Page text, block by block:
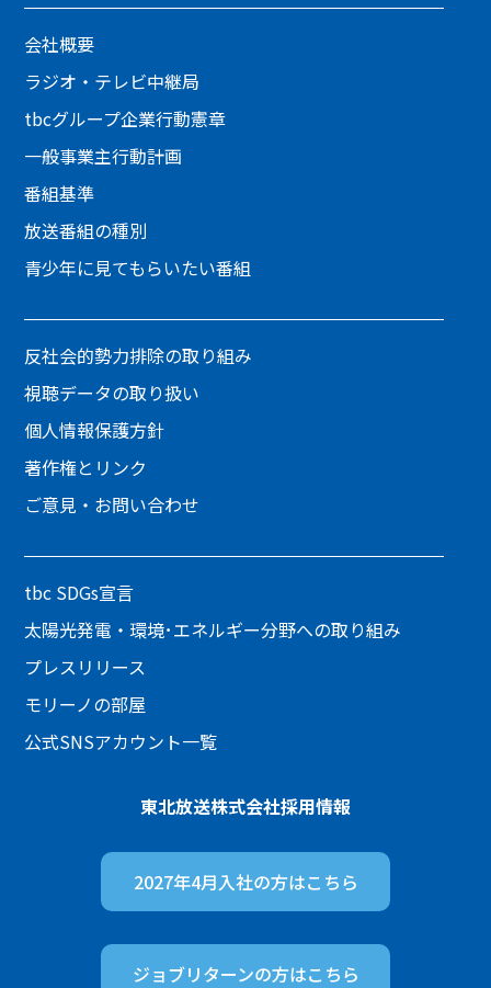
会社概要
ラジオ・テレビ中継局
tbcグループ企業行動憲章
一般事業主行動計画
番組基準
放送番組の種別
青少年に見てもらいたい番組
反社会的勢力排除の取り組み
視聴データの取り扱い
個人情報保護方針
著作権とリンク
ご意見・お問い合わせ
tbc SDGs宣言
太陽光発電・環境･エネルギー分野への取り組み
プレスリリース
モリーノの部屋
公式SNSアカウント一覧
東北放送株式会社採用情報
2027年4月入社の方はこちら
ジョブリターンの方はこちら